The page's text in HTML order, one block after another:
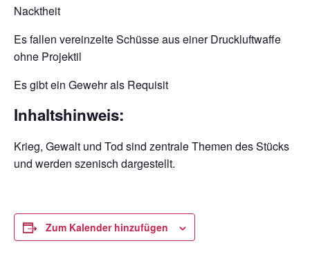
Nacktheit
Es fallen vereinzelte Schüsse aus einer Druckluftwaffe
ohne Projektil
Es gibt ein Gewehr als Requisit
Inhaltshinweis:
Krieg, Gewalt und Tod sind zentrale Themen des Stücks
und werden szenisch dargestellt.
Zum Kalender hinzufügen